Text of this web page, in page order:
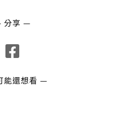
分享 —
能還想看 —